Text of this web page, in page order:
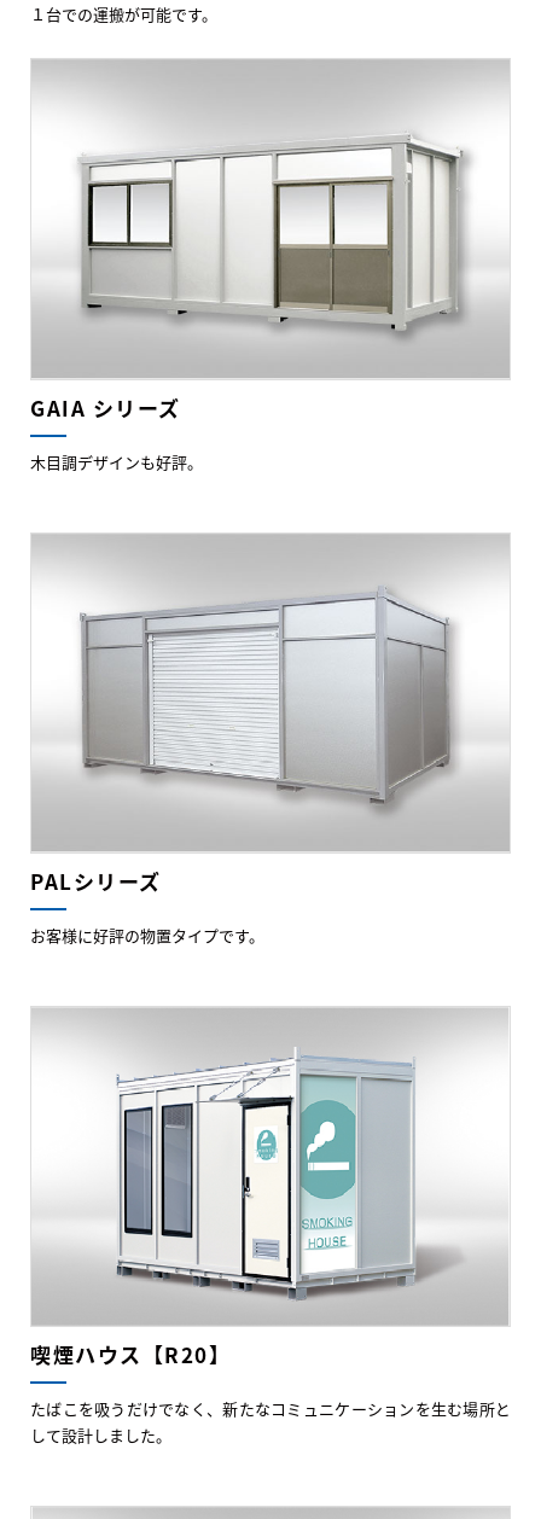
１台での運搬が可能です。
GAIA シリーズ
木目調デザインも好評。
PALシリーズ
お客様に好評の物置タイプです。
喫煙ハウス【R20】
たばこを吸うだけでなく、新たなコミュニケーションを生む場所と
して設計しました。